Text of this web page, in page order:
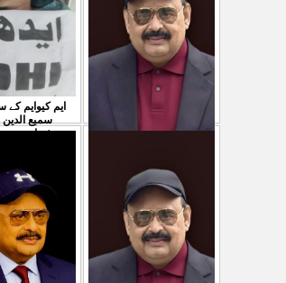
ایم کیوایم کے
سمیع
شہادت پر
سے ہولی کھیلنابند کی جائے،
الطاف حسین...
29 Jul 2026